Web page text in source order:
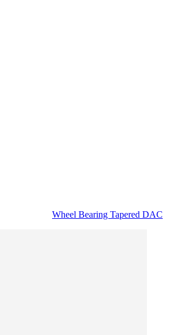
Wheel Bearing Tapered DAC